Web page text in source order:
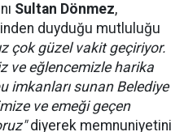
Sultan Dönmez,
duyduğu mutluluğu
çok güzel vakit geçiriyor.
ve eğlencemizle harika
imkanları sunan Belediye
ve emeği geçen
diyerek memnuniyetini